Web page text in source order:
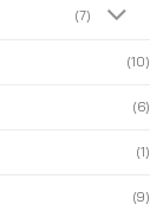
(7)
(10)
(6)
(1)
(9)